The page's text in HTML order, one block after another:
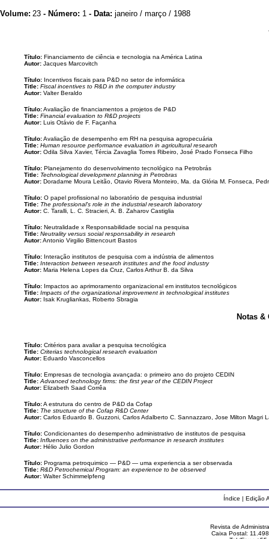
Volume: 23 - Número: 1 - Data: janeiro / março / 1988
Título: Financiamento de ciência e tecnologia na América Latina
Autor: Jacques Marcovitch
Título: Incentivos fiscais para P&D no setor de informática
Title: Fiscal incentives to R&D in the computer industry
Autor: Valter Beraldo
Título:Avaliação de financiamentos a projetos de P&D
Title: Financial evaluation to R&D projects
Autor: Luis Otávio de F. Façanha
Título:Avaliação de desempenho em RH na pesquisa agropecuária
Title: Human resource performance evaluation in agricultural research
Autor: Odila Silva Xavier, Tércia Zavaglia Torres Ribeiro, José Prado Fonseca Filho
Título: Planejamento do desenvolvimento tecnológico na Petrobrás
Title: Technological development planning in Petrobras
Autor: Doradame Moura Leitão, Otavio Rivera Monteiro, Ma. da Glória M. Fonseca,
Título: O papel profissional no laboratório de pesquisa industrial
Title: The professional's role in the industrial research laboratory
Autor: C. Taralli, L. C. Stracieri, A. B. Zaharov Castiglia
Título: Neutralidade x Responsabilidade social na pesquisa
Title: Neutrality versus social responsability in research
Autor:Antonio Virgilio Bittencourt Bastos
Título: Interação institutos de pesquisa com a indústria de alimentos
Title: Interaction between research institutes and the food industry
Autor: Maria Helena Lopes da Cruz, Carlos Arthur B. da Silva
Título: Impactos ao aprimoramento organizacional em institutos tecnológicos
Title: Impacts of the organizational improvement in technological institutes
Autor: Isak Krugliankas, Roberto Sbragia
Notas &
Título: Critérios para avaliar a pesquisa tecnológica
Title: Criterias technological research evaluation
Autor: Eduardo Vasconcellos
Título: Empresas de tecnologia avançada: o primeiro ano do projeto CEDIN
Title: Advanced technology firms: the first year of the CEDIN Project
Autor: Elizabeth Saad Corrêa
Título:A estrutura do centro de P&D da Cofap
Title: The structure of the Cofap R&D Center
Autor: Carlos Eduardo B. Guzzoni, Carlos Adalberto C. Sannazzaro, Jose Milton Magri
Título: Condicionantes do desempenho administrativo de institutos de pesquisa
Title: Influences on the administrative performance in research institutes
Autor: Hélio Julio Gordon
Título: Programa petroquimico — P&D — uma experiencia a ser observada
Title: R&D Petrochemical Program: an experience to be observed
Autor: Walter Schimmelpfeng
Índice | Edição
Revista de
Caixa Postal: